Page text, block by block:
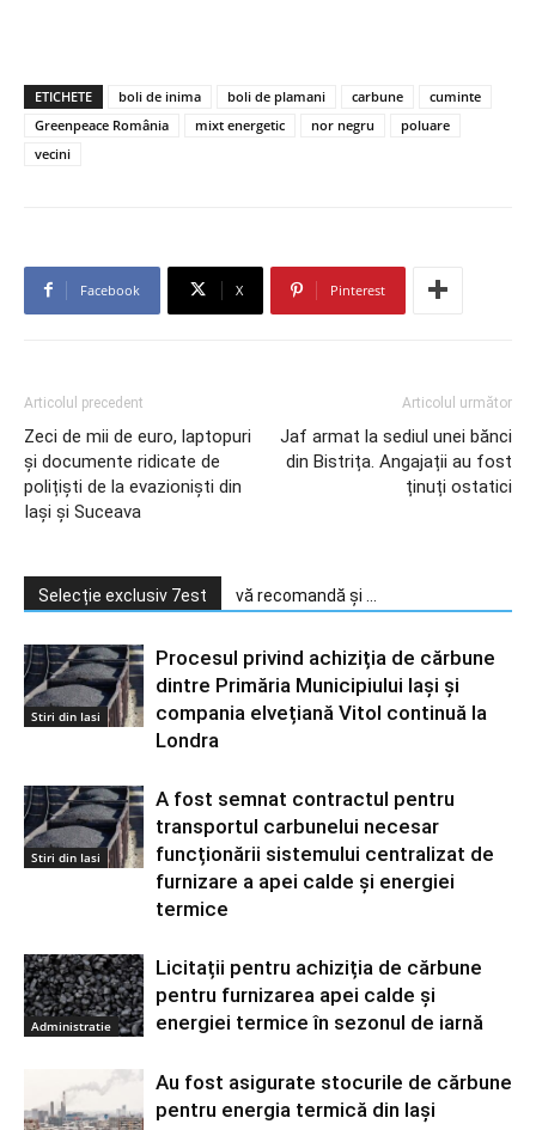
ETICHETE boli de inima boli de plamani carbune
cuminte
Greenpeace România
mixt energetic nor negru
poluare
vecini
Facebook X Pinterest
Articolul precedent
Zeci de mii de euro, laptopuri
și documente ridicate de
polițiști de la evazioniști din
Iași și Suceava
Articolul următor
Jaf armat la sediul unei bănci
din Bistrița. Angajații au fost
ținuți ostatici
Selecție exclusiv 7est vă recomandă și ...
Stiri din Iasi
Procesul privind achiziția de cărbune
dintre Primăria Municipiului Iași și
compania elvețiană Vitol continuă la
Londra
Stiri din Iasi
A fost semnat contractul pentru
transportul carbunelui necesar
funcționării sistemului centralizat de
furnizare a apei calde și energiei
termice
Administratie
Licitații pentru achiziția de cărbune
pentru furnizarea apei calde și
energiei termice în sezonul de iarnă
Au fost asigurate stocurile de cărbune
pentru energia termică din Iași